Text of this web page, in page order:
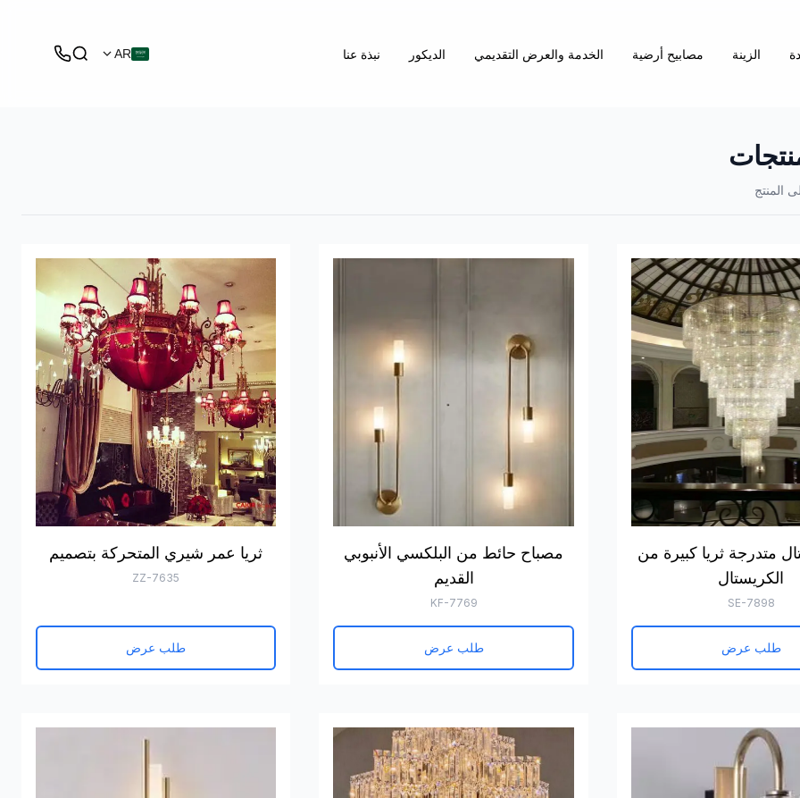
الزينة مصابيح أرضية الخدمة والعرض التقديمي الديكور نبذة عنا AR
متدرجة ثريا كبيرة من
الكريستال
SE-7898
طلب عرض
مصباح حائط من البلكسي الأنبوبي
القديم
KF-7769
طلب عرض
ثريا عمر شيري المتحركة بتصميم
ZZ-7635
طلب عرض